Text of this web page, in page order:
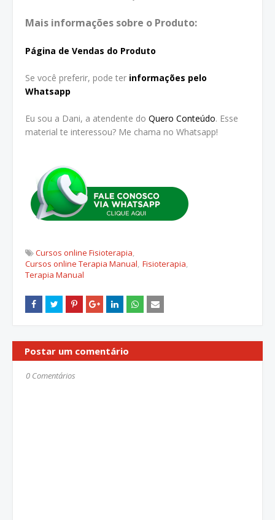
Mais informações sobre o Produto:
Página de Vendas do Produto
Se você preferir, pode ter informações pelo
Whatsapp
Eu sou a Dani, a atendente do Quero Conteúdo. Esse
material te interessou? Me chama no Whatsapp!
Cursos online Fisioterapia
Cursos online Terapia Manual Fisioterapia
Terapia Manual
Postar um comentário
0 Comentários